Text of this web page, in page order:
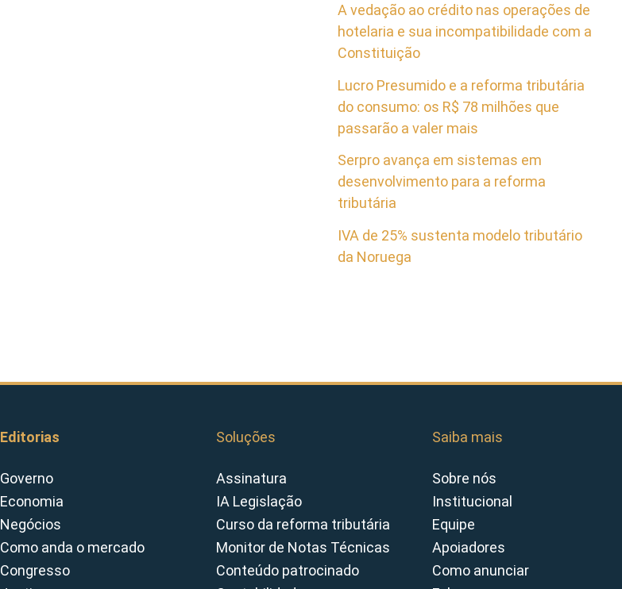
A vedação ao crédito nas operações de
hotelaria e sua incompatibilidade com a
Constituição
Lucro Presumido e a reforma tributária
do consumo: os R$ 78 milhões que
passarão a valer mais
Serpro avança em sistemas em
desenvolvimento para a reforma
tributária
IVA de 25% sustenta modelo tributário
da Noruega
Editorias
Governo
Economia
Negócios
Como anda o mercado
Congresso
Soluções
Assinatura
IA Legislação
Curso da reforma tributária
Monitor de Notas Técnicas
Conteúdo patrocinado
Saiba mais
Sobre nós
Institucional
Equipe
Apoiadores
Como anunciar